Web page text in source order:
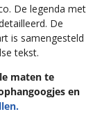
De legenda met
De
is samengesteld
tekst.
maten te
en